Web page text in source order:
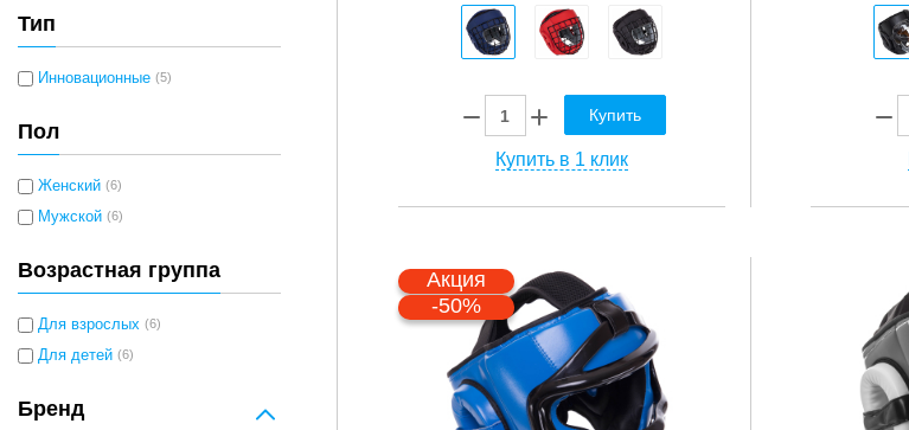
Тип
Инновационные (5)
Пол
Женский (6)
Мужской (6)
Возрастная группа
Для взрослых (6)
Для детей (6)
Бренд
Купить
Купить в 1 клик
Акция
-50%